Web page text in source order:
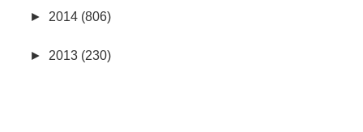
► 2014 (806)
► 2013 (230)